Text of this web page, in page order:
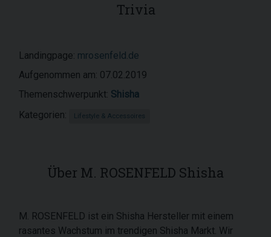
Trivia
Landingpage: mrosenfeld.de
Aufgenommen am: 07.02.2019
Themenschwerpunkt: Shisha
Kategorien:
Lifestyle & Accessoires
Über M. ROSENFELD Shisha
M. ROSENFELD ist ein Shisha Hersteller mit einem
rasantes Wachstum im trendigen Shisha Markt. Wir